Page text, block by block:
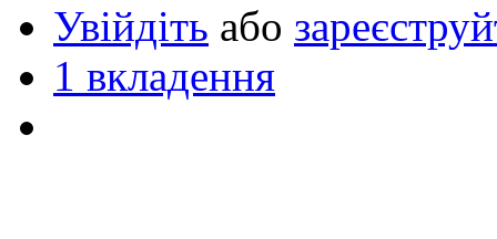
Увійдіть або
1 вкладення